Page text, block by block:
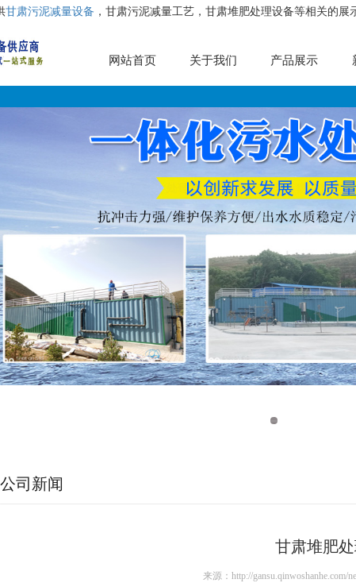
甘肃污泥减量设备 ，甘肃污泥减量工艺，甘肃堆肥处理设备等相关的展
网站首页 关于我们 产品展示
公司新闻
甘肃堆肥
来源：http://